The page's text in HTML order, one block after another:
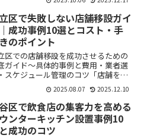
選べばいい？」——初めての現場だ
シンプルな道具ほど選び方や使い方
うものです。本記事では...
区で失敗しない店舗移設ガイ
成功事例10選とコスト・手
のポイント
区での店舗移設を成功させるための
ガイド～具体的事例と費用・業者選
スケジュール管理のコツ「店舗を移
したいけど、何から始めればいいのか
からない」「移設費用やスケジュール
、業者選びで失敗しない方法を知り
」――足立区で店舗移...
2025.08.07 2025.12.10
区で飲食店の集客力を高める
ンターキッチン設置事例10
成功のコツ